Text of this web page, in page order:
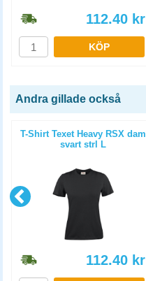
112.40 kr
KÖP
Andra gillade också
T-Shirt Texet Heavy RSX dam
svart strl L
112.40 kr